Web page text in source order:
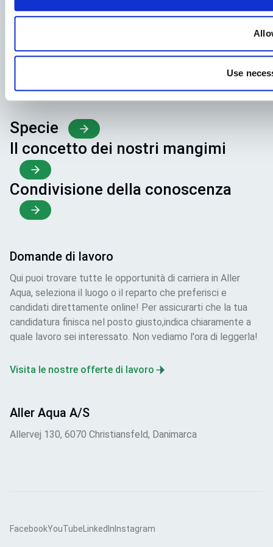
Use
Specie
Il concetto dei nostri mangimi
Condivisione della conoscenza
Domande di lavoro
Qui puoi trovare tutte le opportunità di carriera in Aller
Aqua, seleziona il luogo o il reparto che preferisci e
candidati direttamente online! Per assicurarti che la tua
candidatura finisca nel posto giusto,indica chiaramente a
quale lavoro sei interessato. Non vediamo l'ora di leggerla!
Visita le nostre offerte di lavoro
Aller Aqua A/S
Allervej 130, 6070 Christiansfeld, Danimarca
FacebookYouTube LinkedIn Instagram